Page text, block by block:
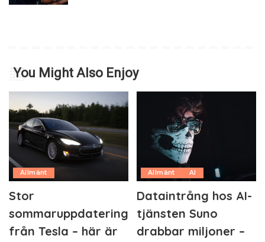
You Might Also Enjoy
Allmänt
Stor
sommaruppdatering
från Tesla – här är
Allmänt AI
Dataintrång hos AI-
tjänsten Suno
drabbar miljoner –